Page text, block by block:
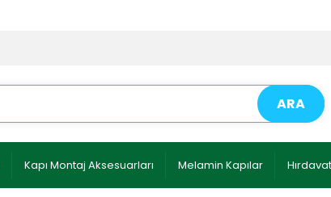
ARA
Kapı Montaj Aksesuarları Melamin Kapılar